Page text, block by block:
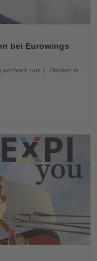
bei Eurowings
wechselt zum 1. Oktober in